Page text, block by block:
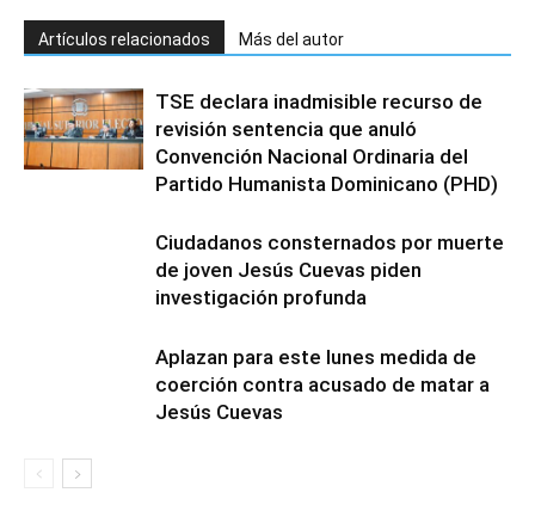
Artículos relacionados Más del autor
TSE declara inadmisible recurso de
revisión sentencia que anuló
Convención Nacional Ordinaria del
Partido Humanista Dominicano (PHD)
Ciudadanos consternados por muerte
de joven Jesús Cuevas piden
investigación profunda
Aplazan para este lunes medida de
coerción contra acusado de matar a
Jesús Cuevas